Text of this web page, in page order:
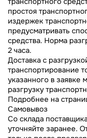
простоя
издержек
предусматривать
средства. Норма
2 часа.
Доставка с
транспортирование
указанного в
разгрузку
Подробнее на
Самовывоз
Со склада
уточняйте заранее.